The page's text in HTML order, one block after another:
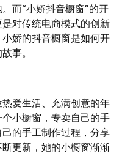
而“小娇抖音橱窗”的开
对传统电商模式的创新
娇的抖音橱窗是如何开
事。
爱生活、充满创意的年
小橱窗，专卖自己的手
的手工制作过程，分享
更新，她的小橱窗渐渐